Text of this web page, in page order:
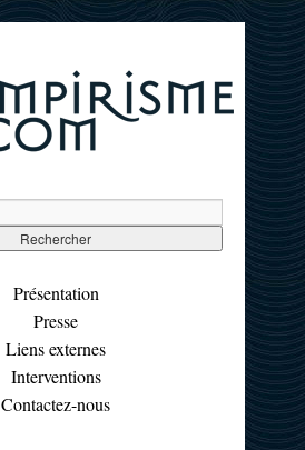
Présentation
Presse
Liens externes
Interventions
Contactez-nous